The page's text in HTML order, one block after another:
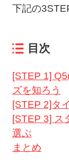
下記の
目次
[STEP 1]
ズを知ろう
[STEP 2]タ
[STEP 3] ス
選ぶ
まとめ